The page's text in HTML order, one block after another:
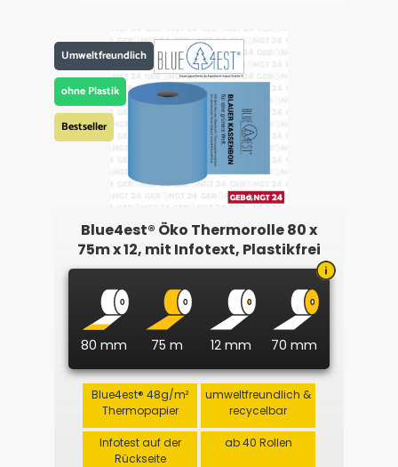
Umweltfreundlich
ohne Plastik
Bestseller
Blue4est® Öko Thermorolle 80 x
75m x 12, mit Infotext, Plastikfrei
80 mm 75 m 12 mm 70 mm
Blue4est® 48g/m²
Thermopapier
umweltfreundlich &
recycelbar
Infotest auf der
Rückseite
ab 40 Rollen